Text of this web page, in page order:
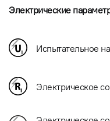
Электрические
Испытательное
Электрическое